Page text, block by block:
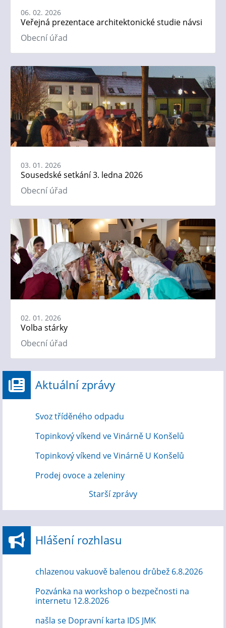
06. 02. 2026
Veřejná prezentace architektonické studie návsi
Obecní úřad
03. 01. 2026
Sousedské setkání 3. ledna 2026
Obecní úřad
02. 01. 2026
Volba stárky
Obecní úřad
Aktuální zprávy
Svoz tříděného odpadu
Topinkový víkend ve Vinárně U Konšelů
Topinkový víkend ve Vinárně U Konšelů
Prodej ovoce a zeleniny
Starší zprávy
Hlášení rozhlasu
chlazenou vakuově balenou drůbež 6.8.2026
Pozvánka na workshop o bezpečnosti na
internetu 12.8.2026
našla se Dopravní karta IDS JMK